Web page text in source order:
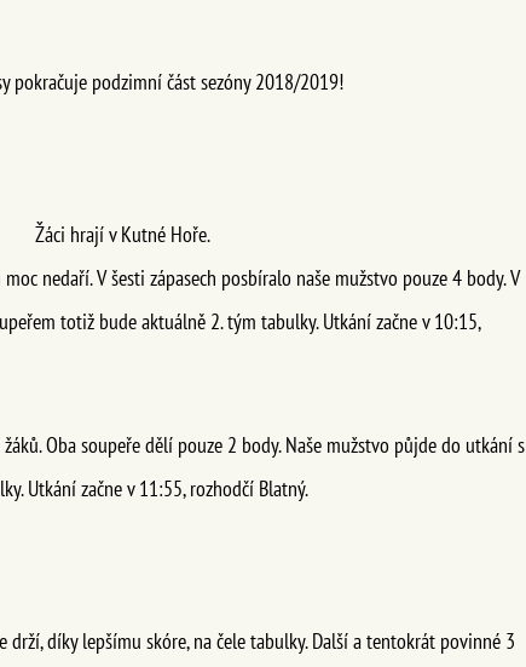
pokračuje podzimní část sezóny 2018/2019!
Žáci hrají v Kutné Hoře.
nedaří. V šesti zápasech posbíralo naše mužstvo pouze 4 body. V
totiž bude aktuálně 2. tým tabulky. Utkání začne v 10:15,
Oba soupeře dělí pouze 2 body. Naše mužstvo půjde do utkání s
Utkání začne v 11:55, rozhodčí Blatný.
drží, díky lepšímu skóre, na čele tabulky. Další a tentokrát povinné 3